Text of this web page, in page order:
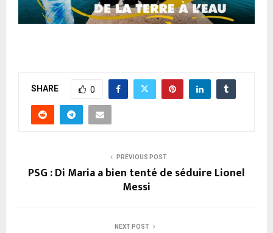
SHARE 0
PREVIOUS POST
PSG : Di Maria a bien tenté de séduire Lionel
Messi
NEXT POST